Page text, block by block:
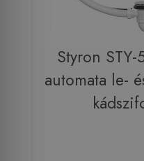
Styron STY-
automata le-